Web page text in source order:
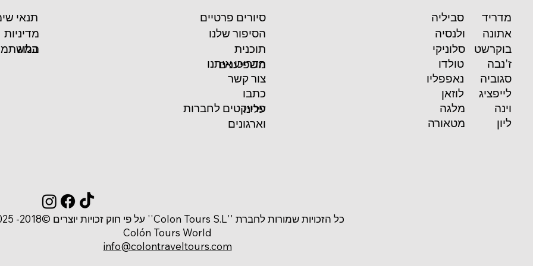
תנאי
מדיניות
בלוג
כל הזכויות שמורות לחברת ''Colon Tours S.L'' על פי חוק זכויות יוצרים ©2018- 2025
Colón Tours World
info@colontraveltours.com
תוכנית
משפיענים
הסיפור שלנו
סיורים פרטיים
הדריכו איתנו
פרויקטים לחברות
וארגונים
כתבו
עלינו
צור קשר
סביליה
ולנסיה
מדריד
סלוניקי
אתונה
טולדו
בוקרשט
נאפפליו
ז'נבה
לוזאן
סגוביה
מלגה
לייפציג
מטאורה
וינה
ליון